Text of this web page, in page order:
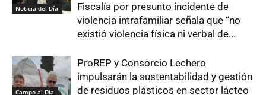
Noticia del Día
Fiscalía por presunto incidente de
violencia intrafamiliar señala que “no
existió violencia física ni verbal de...
Campo al Día
ProREP y Consorcio Lechero
impulsarán la sustentabilidad y gestión
de residuos plásticos en sector lácteo